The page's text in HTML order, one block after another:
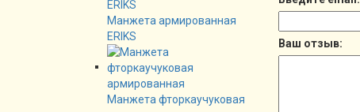
Манжета армированная
ERIKS
Манжета фторкаучуковая
Ваш отзыв: